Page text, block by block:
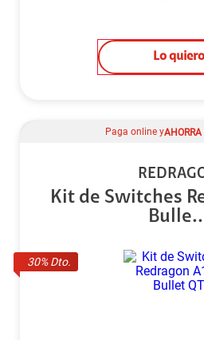
Lo quiero
30% Dto.
Paga online yAHORRA
Kit de Switches